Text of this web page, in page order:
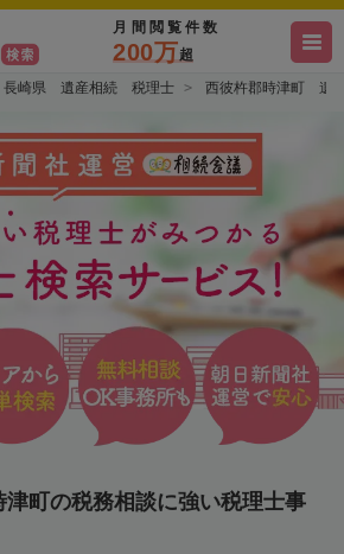
月間閲覧件数
200万超
長崎県 遺産相続 税理士 西彼杵郡時津町 遺
町の税務相談に強い税理士事